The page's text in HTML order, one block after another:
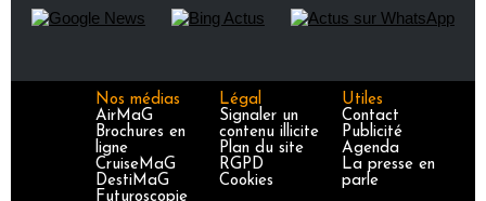
Nos médias
AirMaG
Brochures en
ligne
CruiseMaG
DestiMaG
Futuroscopie
Légal
Signaler un
contenu illicite
Plan du site
RGPD
Cookies
Utiles
Contact
Publicité
Agenda
La presse en
parle